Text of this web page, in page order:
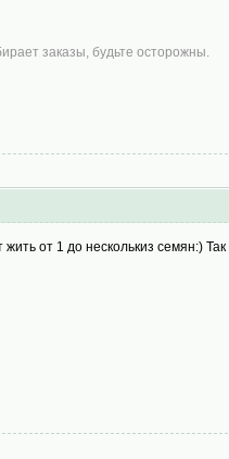
заказы, будьте осторожны.
от 1 до несколькиз семян:) Так